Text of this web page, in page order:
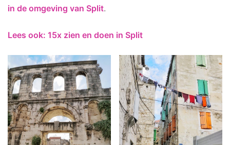
in de omgeving van Split.
Lees ook: 15x zien en doen in Split